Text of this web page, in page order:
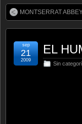
MONTSERRAT
EL
Sin
sep
21
2009